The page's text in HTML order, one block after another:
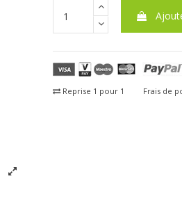
Reprise 1 pour 1 Frais de